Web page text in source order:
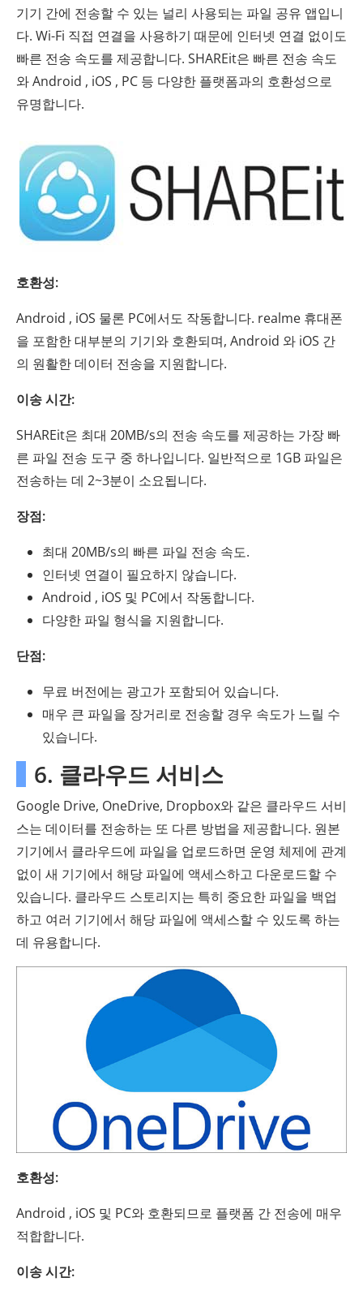
기기 간에 전송할 수 있는 널리 사용되는 파일 공유 앱입니
다. Wi-Fi 직접 연결을 사용하기 때문에 인터넷 연결 없이도
빠른 전송 속도를 제공합니다. SHAREit은 빠른 전송 속도
와 Android , iOS , PC 등 다양한 플랫폼과의 호환성으로
유명합니다.
호환성:
Android , iOS 물론 PC에서도 작동합니다. realme 휴대폰
을 포함한 대부분의 기기와 호환되며, Android 와 iOS 간
의 원활한 데이터 전송을 지원합니다.
이송 시간:
SHAREit은 최대 20MB/s의 전송 속도를 제공하는 가장 빠
른 파일 전송 도구 중 하나입니다. 일반적으로 1GB 파일은
전송하는 데 2~3분이 소요됩니다.
장점:
최대 20MB/s의 빠른 파일 전송 속도.
인터넷 연결이 필요하지 않습니다.
Android , iOS 및 PC에서 작동합니다.
다양한 파일 형식을 지원합니다.
단점:
무료 버전에는 광고가 포함되어 있습니다.
매우 큰 파일을 장거리로 전송할 경우 속도가 느릴 수
있습니다.
6. 클라우드 서비스
Google Drive, OneDrive, Dropbox와 같은 클라우드 서비
스는 데이터를 전송하는 또 다른 방법을 제공합니다. 원본
기기에서 클라우드에 파일을 업로드하면 운영 체제에 관계
없이 새 기기에서 해당 파일에 액세스하고 다운로드할 수
있습니다. 클라우드 스토리지는 특히 중요한 파일을 백업
하고 여러 기기에서 해당 파일에 액세스할 수 있도록 하는
데 유용합니다.
호환성:
Android , iOS 및 PC와 호환되므로 플랫폼 간 전송에 매우
적합합니다.
이송 시간: